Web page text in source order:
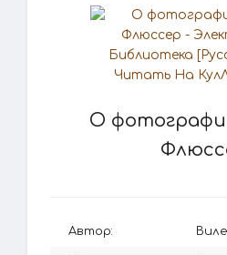
О
Автор: